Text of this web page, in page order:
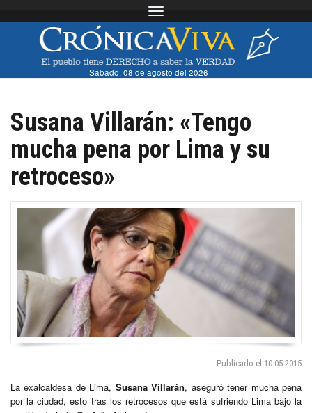
Toggle navigation
Sábado, 08 de agosto del 2026
Susana Villarán: «Tengo
mucha pena por Lima y su
retroceso»
Publicado el 10-05-2015
La exalcaldesa de Lima, Susana Villarán, aseguró tener mucha pena
por la ciudad, esto tras los retrocesos que está sufriendo Lima bajo la